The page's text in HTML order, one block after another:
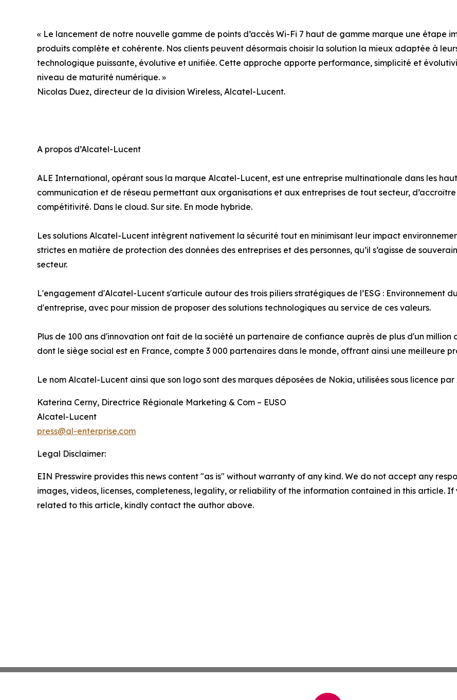
« Le lancement de notre nouvelle gamme de points d’accès Wi-Fi 7 haut de gamme marque une étape
produits complète et cohérente. Nos clients peuvent désormais choisir la solution la mieux adaptée à
technologique puissante, évolutive et unifiée. Cette approche apporte performance, simplicité et
niveau de maturité numérique. »
Nicolas Duez, directeur de la division Wireless, Alcatel-Lucent.
A propos d’Alcatel-Lucent
ALE International, opérant sous la marque Alcatel-Lucent, est une entreprise multinationale dans les
communication et de réseau permettant aux organisations et aux entreprises de tout secteur,
compétitivité. Dans le cloud. Sur site. En mode hybride.
Les solutions Alcatel-Lucent intègrent nativement la sécurité tout en minimisant leur impact
strictes en matière de protection des données des entreprises et des personnes, qu’il s’agisse de
secteur.
L'engagement d'Alcatel-Lucent s'articule autour des trois piliers stratégiques de l’ESG : Environnement
d'entreprise, avec pour mission de proposer des solutions technologiques au service de ces valeurs.
Plus de 100 ans d'innovation ont fait de la société un partenaire de confiance auprès de plus d'un
dont le siège social est en France, compte 3 000 partenaires dans le monde, offrant ainsi une meilleure
Le nom Alcatel-Lucent ainsi que son logo sont des marques déposées de Nokia, utilisées sous licence par
Katerina Cerny, Directrice Régionale Marketing & Com – EUSO
Alcatel-Lucent
press@al-enterprise.com
Legal Disclaimer:
EIN Presswire provides this news content "as is" without warranty of any kind. We do not accept any
images, videos, licenses, completeness, legality, or reliability of the information contained in this article.
related to this article, kindly contact the author above.